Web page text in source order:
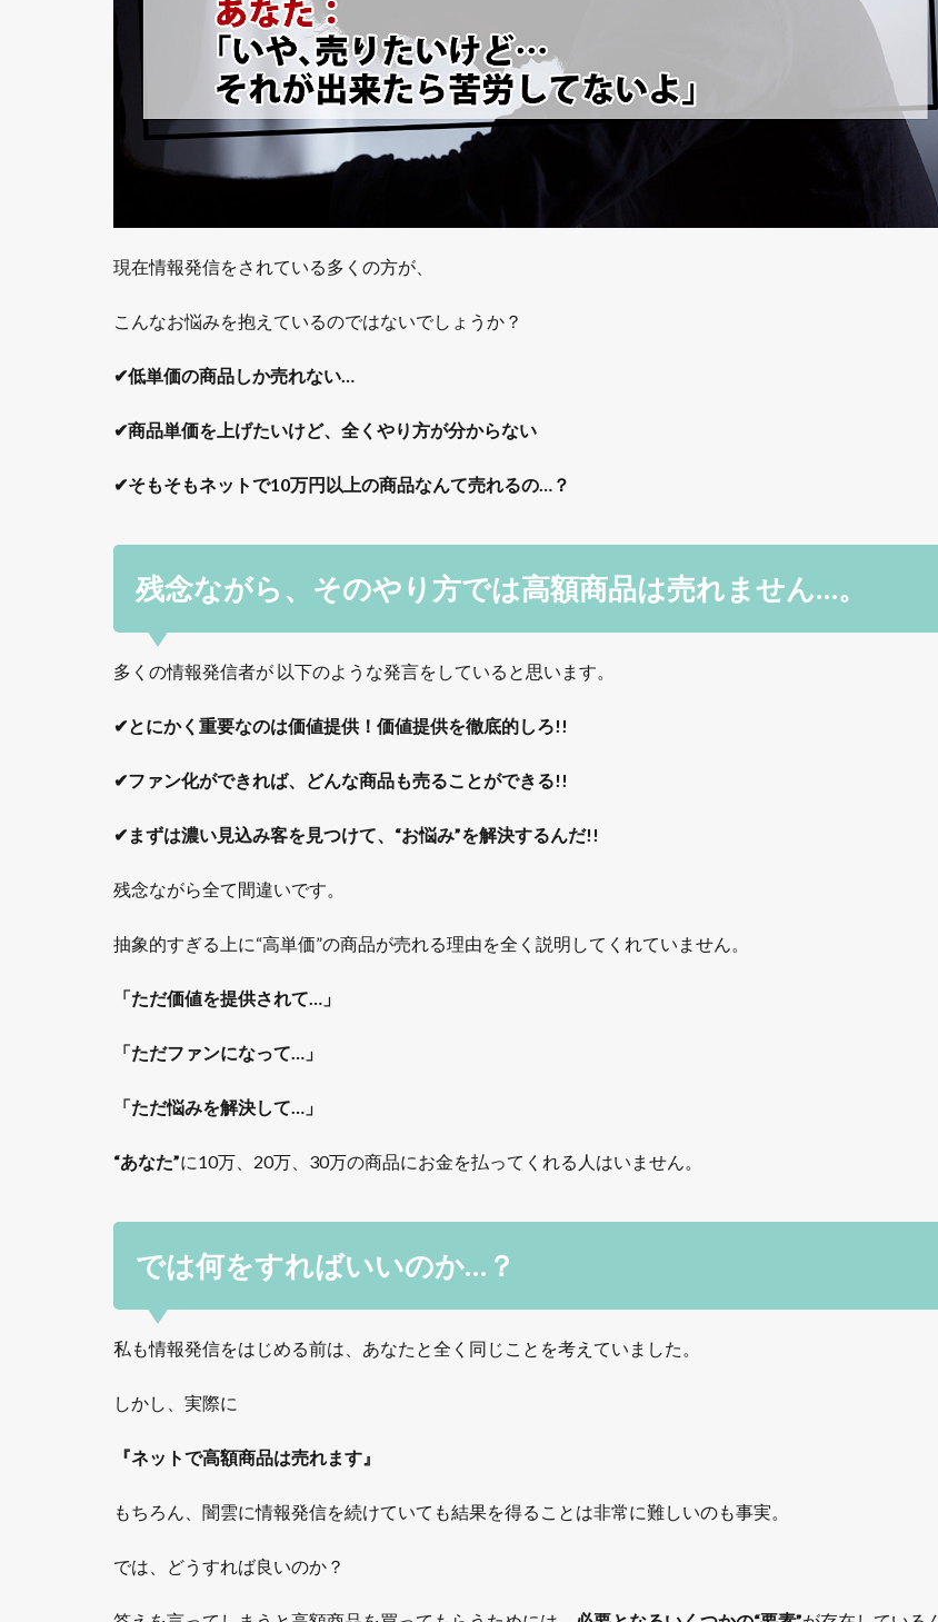
現在情報発信をされている多くの方が、
こんなお悩みを抱えているのではないでしょうか？
✔低単価の商品しか売れない…
✔商品単価を上げたいけど、全くやり方が分からない
✔そもそもネットで10万円以上の商品なんて売れるの…？
残念ながら、そのやり方では高額商品は売れません…。
多くの情報発信者が 以下のような発言をしていると思います。
✔とにかく重要なのは価値提供！価値提供を徹底的しろ!!
✔ファン化ができれば、どんな商品も売ることができる!!
✔まずは濃い見込み客を見つけて、“お悩み”を解決するんだ!!
残念ながら全て間違いです。
抽象的すぎる上に“高単価”の商品が売れる理由を全く説明してくれていません。
「ただ価値を提供されて…」
「ただファンになって…」
「ただ悩みを解決して…」
“あなた”に10万、20万、30万の商品にお金を払ってくれる人はいません。
では何をすればいいのか…？
私も情報発信をはじめる前は、あなたと全く同じことを考えていました。
しかし、実際に
『ネットで高額商品は売れます』
もちろん、闇雲に情報発信を続けていても結果を得ることは非常に難しいのも事実。
では、どうすれば良いのか？